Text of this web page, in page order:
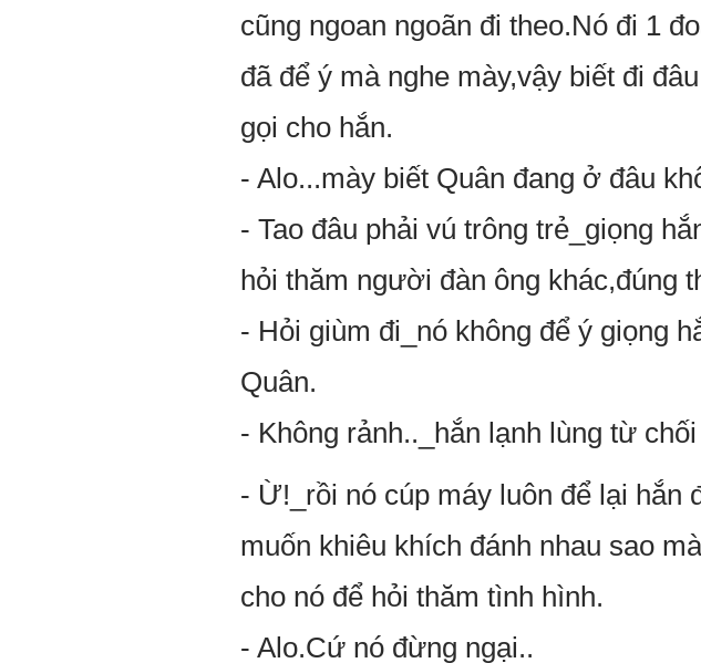
cũng ngoan ngoãn đi theo.Nó đi 1
đã để ý mà nghe mày,vậy biết đi
gọi cho hắn.
- Alo...mày biết Quân đang ở đâu
- Tao đâu phải vú trông trẻ_giọng
hỏi thăm người đàn ông khác,đúng
- Hỏi giùm đi_nó không để ý giọng
Quân.
- Không rảnh.._hắn lạnh lùng từ
- Ừ!_rồi nó cúp máy luôn để lại hắn
muốn khiêu khích đánh nhau sao
cho nó để hỏi thăm tình hình.
- Alo.Cứ nó đừng ngại..